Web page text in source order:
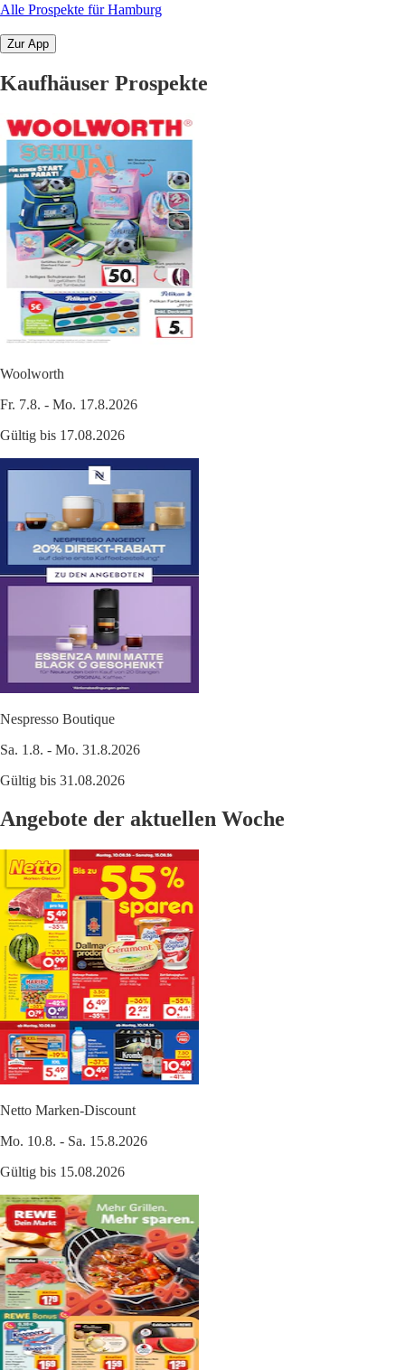
Alle Prospekte für Hamburg
Zur App
Kaufhäuser Prospekte
Woolworth
Fr. 7.8. - Mo. 17.8.2026
Gültig bis 17.08.2026
Nespresso Boutique
Sa. 1.8. - Mo. 31.8.2026
Gültig bis 31.08.2026
Angebote der aktuellen Woche
Netto Marken-Discount
Mo. 10.8. - Sa. 15.8.2026
Gültig bis 15.08.2026